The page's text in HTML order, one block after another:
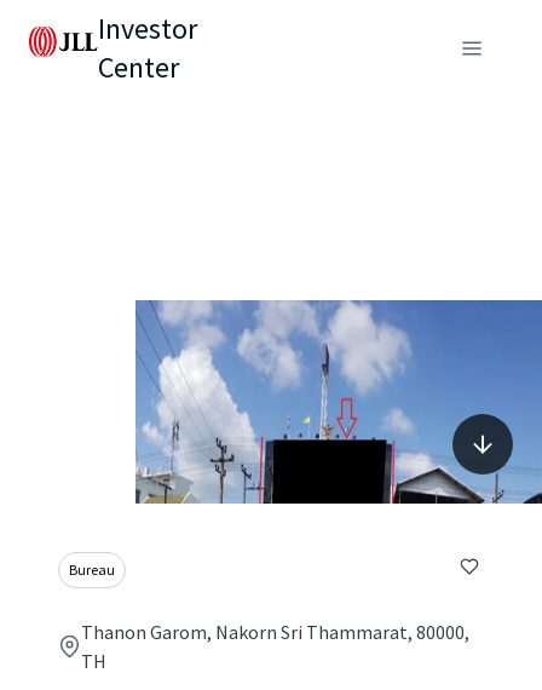
Investor
Center
Bureau
Thanon Garom, Nakorn Sri Thammarat, 80000,
TH